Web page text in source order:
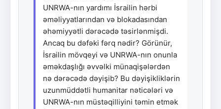
UNRWA-nın yardımı İsrailin hərbi
əməliyyatlarından və blokadasından
əhəmiyyətli dərəcədə təsirlənmişdi.
Ancaq bu dəfəki fərq nədir? Görünür,
İsrailin mövqeyi və UNRWA-nın onunla
əməkdaşlığı əvvəlki münaqişələrdən
nə dərəcədə dəyişib? Bu dəyişikliklərin
uzunmüddətli humanitar nəticələri və
UNRWA-nın müstəqilliyini təmin etmək